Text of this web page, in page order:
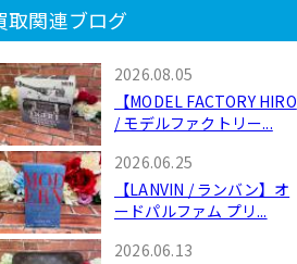
取関連ブログ
2026.08.05
【MODEL FACTORY HIRO
/ モデルファクトリー...
2026.06.25
【LANVIN / ランバン】オ
ードパルファム プリ...
2026.06.13